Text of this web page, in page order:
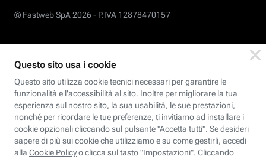
© Fastweb SpA 2026 - P.IVA 12878470157